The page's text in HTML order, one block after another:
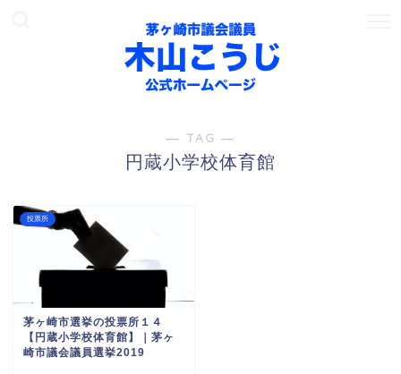
― TAG ―
円蔵小学校体育館
投票所
茅ヶ崎市選挙の投票所１４
【円蔵小学校体育館】｜茅ヶ
崎市議会議員選挙2019